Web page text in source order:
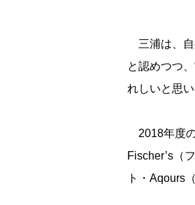
三浦は、自
と認めつつ
れしいと思
2018年度の
Fischer’s（
ト・Aqours